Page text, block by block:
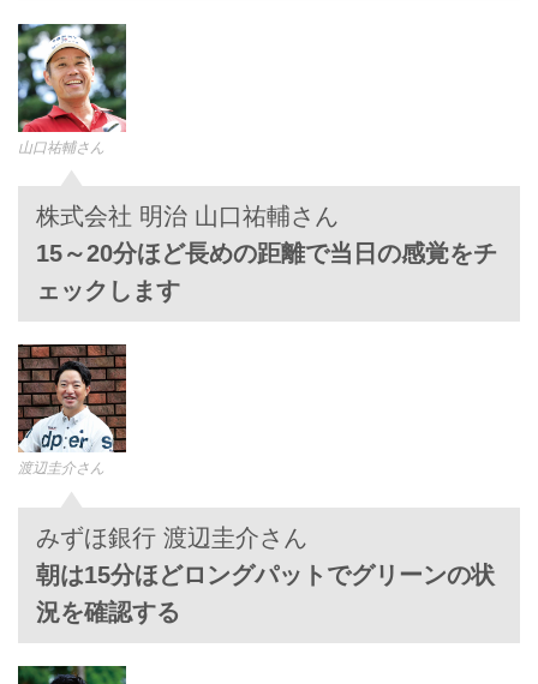
山口祐輔さん
株式会社 明治 山口祐輔さん
15～20分ほど長めの距離で当日の感覚をチ
ェックします
渡辺圭介さん
みずほ銀行 渡辺圭介さん
朝は15分ほどロングパットでグリーンの状
況を確認する